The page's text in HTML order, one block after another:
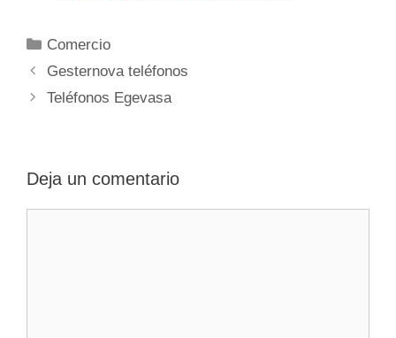
Categorías
Comercio
Navegación
de
Gesternova teléfonos
Teléfonos Egevasa
Deja un comentario